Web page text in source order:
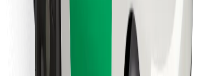
Ogólne Warunki
Zamów przejazd w kilka minut!